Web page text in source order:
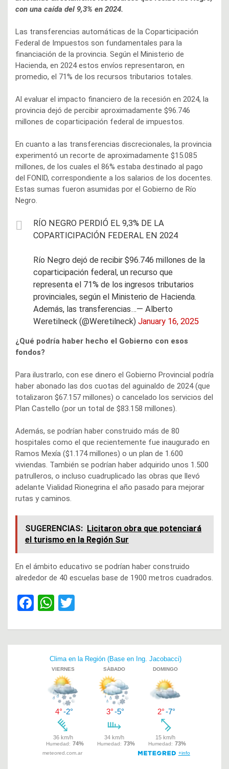
con una caída del 9,3% en 2024.
Las transferencias automáticas de la Coparticipación
Federal de Impuestos son fundamentales para la
financiación de la provincia. Según el Ministerio de
Hacienda, en 2024 estos envíos representaron, en
promedio, el 71% de los recursos tributarios totales.
Al evaluar el impacto financiero de la recesión en 2024, la
provincia dejó de percibir aproximadamente $96.746
millones de coparticipación federal de impuestos.
En cuanto a las transferencias discrecionales, la provincia
experimentó un recorte de aproximadamente $15.085
millones, de los cuales el 86% estaba destinado al pago
del FONID, correspondiente a los salarios de los docentes.
Estas sumas fueron asumidas por el Gobierno de Río
Negro.
RÍO NEGRO PERDIÓ EL 9,3% DE LA
COPARTICIPACIÓN FEDERAL EN 2024
Río Negro dejó de recibir $96.746 millones de la
coparticipación federal, un recurso que
representa el 71% de los ingresos tributarios
provinciales, según el Ministerio de Hacienda.
Además, las transferencias…— Alberto
Weretilneck (@Weretilneck) January 16, 2025
¿Qué podría haber hecho el Gobierno con esos
fondos?
Para ilustrarlo, con ese dinero el Gobierno Provincial podría
haber abonado las dos cuotas del aguinaldo de 2024 (que
totalizaron $67.157 millones) o cancelado los servicios del
Plan Castello (por un total de $83.158 millones).
Además, se podrían haber construido más de 80
hospitales como el que recientemente fue inaugurado en
Ramos Mexía ($1.174 millones) o un plan de 1.600
viviendas. También se podrían haber adquirido unos 1.500
patrulleros, o incluso cuadruplicado las obras que llevó
adelante Vialidad Rionegrina el año pasado para mejorar
rutas y caminos.
SUGERENCIAS: Licitaron obra que potenciará
el turismo en la Región Sur
En el ámbito educativo se podrían haber construido
alrededor de 40 escuelas base de 1900 metros cuadrados.
F
ce
W
at
s
A
p
p
tt
er
entradas